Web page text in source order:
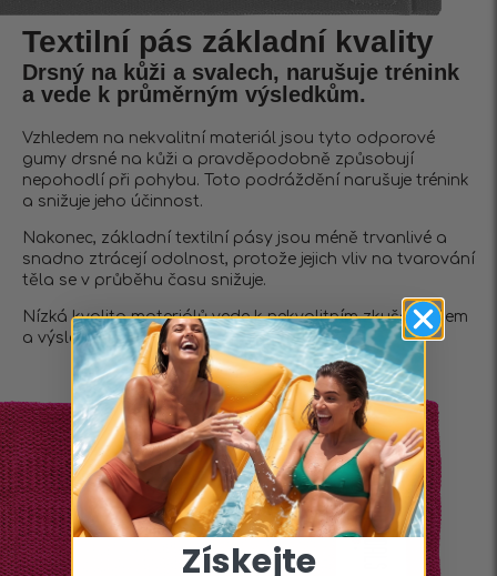
Textilní pás základní kvality
Drsný na kůži a svalech, narušuje trénink
a vede k průměrným výsledkům.
Vzhledem na nekvalitní materiál jsou tyto odporové
gumy drsné na kůži a pravděpodobně způsobují
nepohodlí při pohybu. Toto podráždění narušuje trénink
a snižuje jeho účinnost.
Nakonec, základní textilní pásy jsou méně trvanlivé a
snadno ztrácejí odolnost, protože jejich vliv na tvarování
těla se v průběhu času snižuje.
Nízká kvalita materiálů vede k nekvalitním zkušenostem
a výsledkům.
Získejte